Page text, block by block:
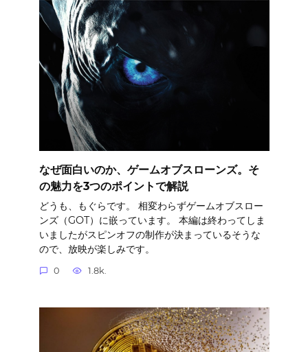
なぜ面白いのか、ゲームオブスローンズ。そ
の魅力を3つのポイントで解説
どうも、もぐらです。 相変わらずゲームオブスロー
ンズ（GOT）に嵌っています。 本編は終わってしま
いましたがスピンオフの制作が決まっているそうな
ので、放映が楽しみです。
0 1.8k.